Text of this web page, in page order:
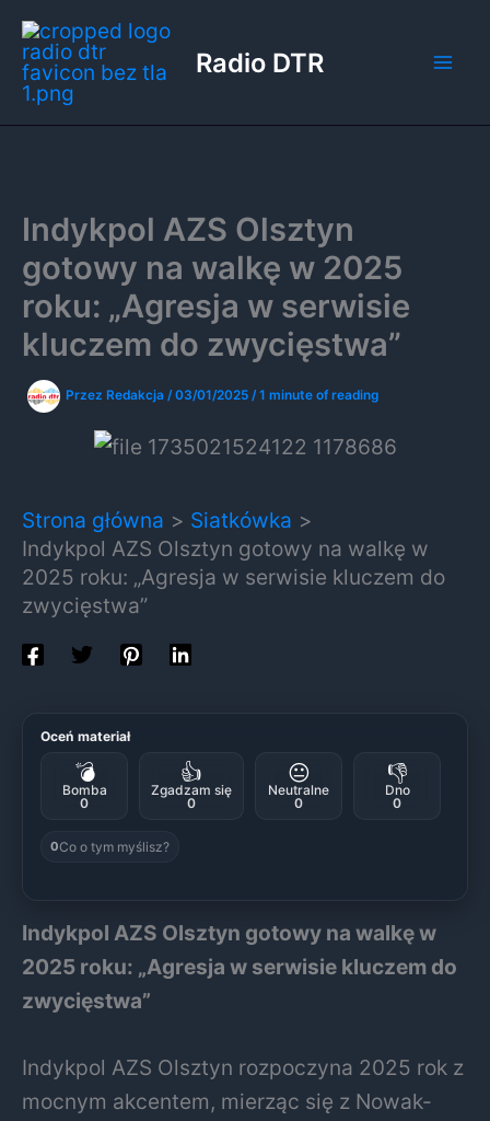
Przejdź
do
treści
Radio DTR
Indykpol AZS Olsztyn
gotowy na walkę w 2025
roku: „Agresja w serwisie
kluczem do zwycięstwa”
Przez Redakcja /03/01/2025 /1 minute of reading
Strona główna
Siatkówka
Indykpol AZS Olsztyn gotowy na walkę w
2025 roku: „Agresja w serwisie kluczem do
zwycięstwa”
Oceń materiał
💣
Bomba
0
👍
Zgadzam się
0
😐
Neutralne
0
👎
Dno
0
0Co o tym myślisz?
Indykpol AZS Olsztyn gotowy na walkę w
2025 roku: „Agresja w serwisie kluczem do
zwycięstwa”
Indykpol AZS Olsztyn rozpoczyna 2025 rok z
mocnym akcentem, mierząc się z Nowak-